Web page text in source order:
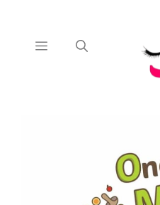
القائمة